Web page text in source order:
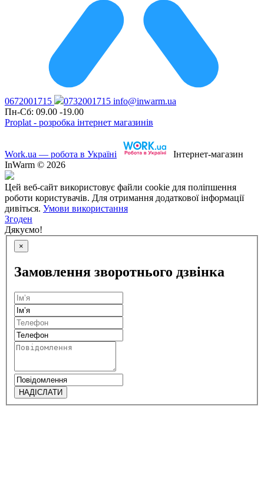
0672001715 0732001715 info@inwarm.ua
Пн-Сб: 09.00 -19.00
Proplat - розробка інтернет магазинів
Work.ua — робота в Україні
Інтернет-магазин
InWarm © 2026
Цей веб-сайт використовує файли cookie для поліпшення
роботи користувачів. Для отримання додаткової інформації
дивіться. Умови використання
Згоден
Дякуємо!
×
Замовлення зворотнього дзвінка
НАДІСЛАТИ